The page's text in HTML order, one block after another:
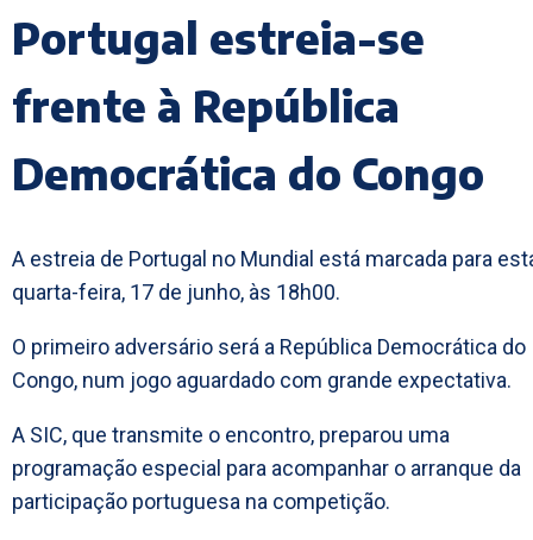
Portugal estreia-se
frente à República
Democrática do Congo
A estreia de Portugal no Mundial está marcada para
quarta-feira, 17 de junho, às 18h00.
O primeiro adversário será a República Democrática do
Congo, num jogo aguardado com grande expectativa.
A SIC, que transmite o encontro, preparou uma
programação especial para acompanhar o arranque da
participação portuguesa na competição.